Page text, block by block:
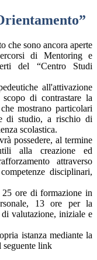
che sono ancora aperte
di Mentoring e
del “Centro Studi
all'attivazione
di contrastare la
mostrano particolari
di studio, a rischio di
scolastica.
possedere, al termine
alla creazione ed
attraverso
disciplinari,
ore di formazione in
13 ore per la
valutazione, iniziale e
istanza mediante la
link